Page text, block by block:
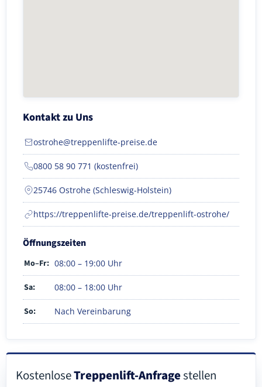
Kontakt zu Uns
ostrohe@treppenlifte-preise.de
0800 58 90 771 (kostenfrei)
25746 Ostrohe (Schleswig-Holstein)
https://treppenlifte-preise.de/treppenlift-ostrohe/
Öffnungszeiten
Mo–Fr: 08:00 – 19:00 Uhr
Sa: 08:00 – 18:00 Uhr
So: Nach Vereinbarung
KostenloseTreppenlift-Anfragestellen